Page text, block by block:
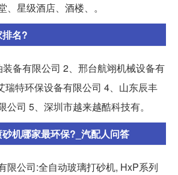
、星级酒店、酒楼、。
名?
备有限公司 2、邢台航翊机械设备有
瑞特环保设备有限公司 4、山东辰丰
公司 5、深圳市越来越酷科技有。
机哪家最环保?_汽配人问答
限公司:全自动玻璃打砂机, HxP系列